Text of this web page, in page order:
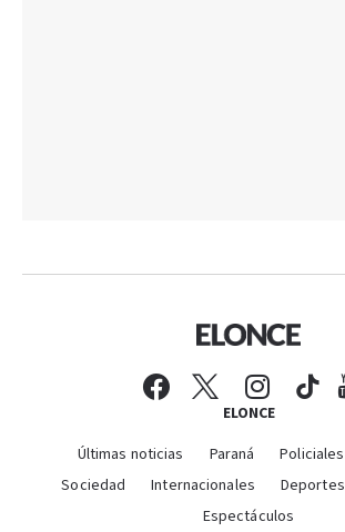
ELONCE
Últimas noticias Paraná Policiales
Sociedad
Internacionales Deportes
Espectáculos